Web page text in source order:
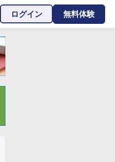
ログイン 無料体験